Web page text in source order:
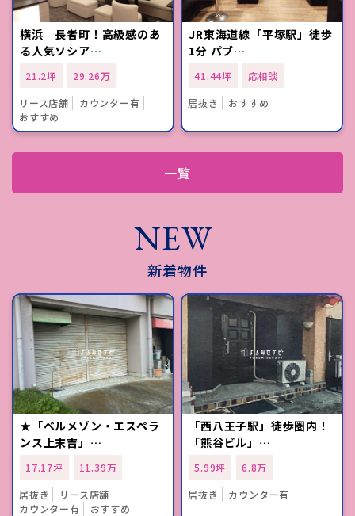
横浜 長者町！高級感のあ
る人気ソシア…
21.2坪
29.26万
リース店舗
カウンター有
おすすめ
JR東海道線「平塚駅」徒歩
1分 パブ…
41.44坪
応相談
居抜き
おすすめ
一覧
NEW
新着物件
★「ベルメゾン・エスペラ
ンス上末吉」…
17.17坪
11.39万
居抜き
リース店舗
カウンター有
おすすめ
「西八王子駅」徒歩圏内！
「熊谷ビル」…
5.99坪
6.8万
居抜き
カウンター有